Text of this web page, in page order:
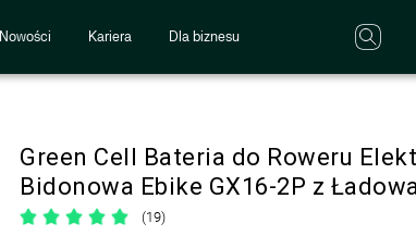
Nowości Kariera Dla biznesu
Green Cell Bateria do Roweru
Bidonowa Ebike GX16-2P z
(19)